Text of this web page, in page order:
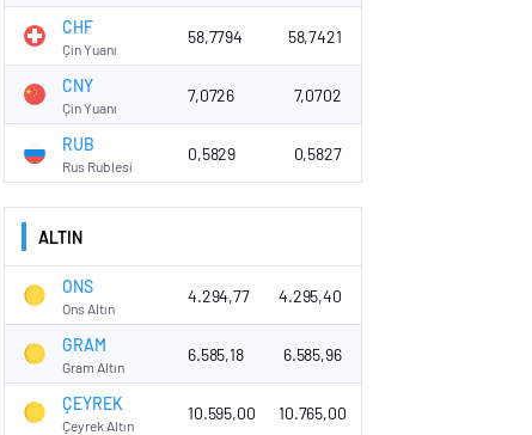
CHF
Çin Yuanı
58,7794 58,7421
CNY
Çin Yuanı
7,0726 7,0702
RUB
Rus Rublesi
0,5829 0,5827
ALTIN
ONS
Ons Altın
4.294,77 4.295,40
GRAM
Gram Altın
6.585,18 6.585,96
ÇEYREK
Çeyrek Altın
10.595,00 10.765,00